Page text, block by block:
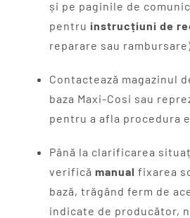
și pe paginile de
pentru instrucțiuni de
reparare sau
Contactează magazinul
baza Maxi-Cosi sau
pentru a afla procedura
Până la clarificarea
verifică manual fixarea
bază, trăgând ferm de
indicate de producător,